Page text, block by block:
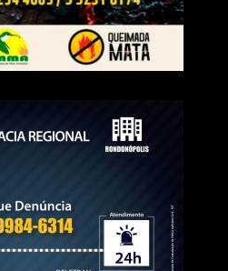
Zero’ será apreciado